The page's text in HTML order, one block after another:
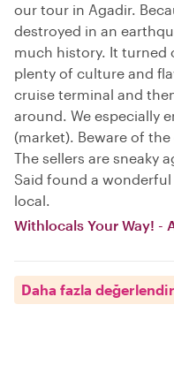
our tour in Agadir.
destroyed in an
much history. It turned
plenty of culture and
cruise terminal and
around. We especially
(market). Beware of
The sellers are sneaky
Said found a
local.
Withlocals Your Way! -
Daha fazla